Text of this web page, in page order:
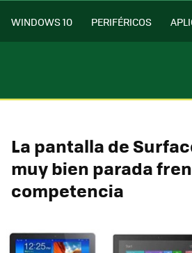
WINDOWS 10 PERIFÉRICOS
La pantalla de
muy bien parada
competencia